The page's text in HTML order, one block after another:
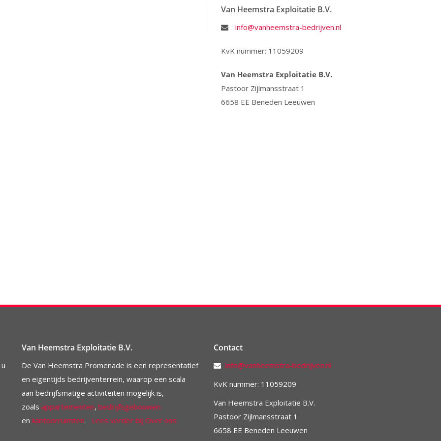
Van Heemstra Exploitatie B.V.
info@vanheemstra-bedrijven.nl
KvK nummer: 11059209
Van Heemstra Exploitatie B.V.
Pastoor Zijlmansstraat 1
6658 EE Beneden Leeuwen
Van Heemstra Exploitatie B.V.
De Van Heemstra Promenade is een representatief
en eigentijds bedrijventerrein, waarop een scala
aan bedrijfsmatige activiteiten mogelijk is,
zoals appartementen, bedrijfsgebouwen
en kantoorruimten. Lees verder bij Over ons
Contact
info@vanheemstra-bedrijven.nl
KvK nummer: 11059209
Van Heemstra Exploitatie B.V.
Pastoor Zijlmansstraat 1
6658 EE Beneden Leeuwen